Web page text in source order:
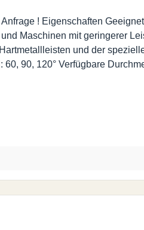
für den Einsatz bei
Maschinen mit geringerer
und der